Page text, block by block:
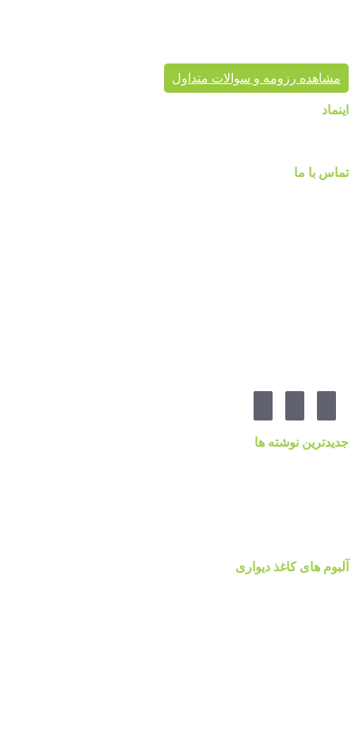
مشاهده رزومه و سوالات متداول
اینماد
تماس با ما
جدیدترین نوشته ها
آلبوم های کاغذ دیواری